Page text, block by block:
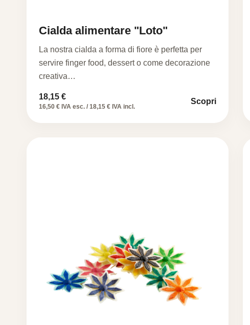
Cialda alimentare "Loto"
La nostra cialda a forma di fiore è perfetta per
servire finger food, dessert o come decorazione
creativa…
18,15 €
16,50 € IVA esc. / 18,15 € IVA incl.
Scopri